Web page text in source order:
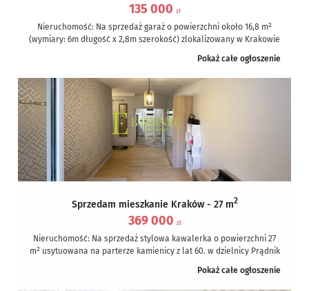
135 000 zł
Nieruchomość: Na sprzedaż garaż o powierzchni około 16,8 m²
(wymiary: 6m długość x 2,8m szerokość) zlokalizowany w Krakowie
Pokaż całe ogłoszenie
Sprzedam mieszkanie Kraków - 27 m2
369 000 zł
Nieruchomość: Na sprzedaż stylowa kawalerka o powierzchni 27
m² usytuowana na parterze kamienicy z lat 60. w dzielnicy Prądnik
Pokaż całe ogłoszenie